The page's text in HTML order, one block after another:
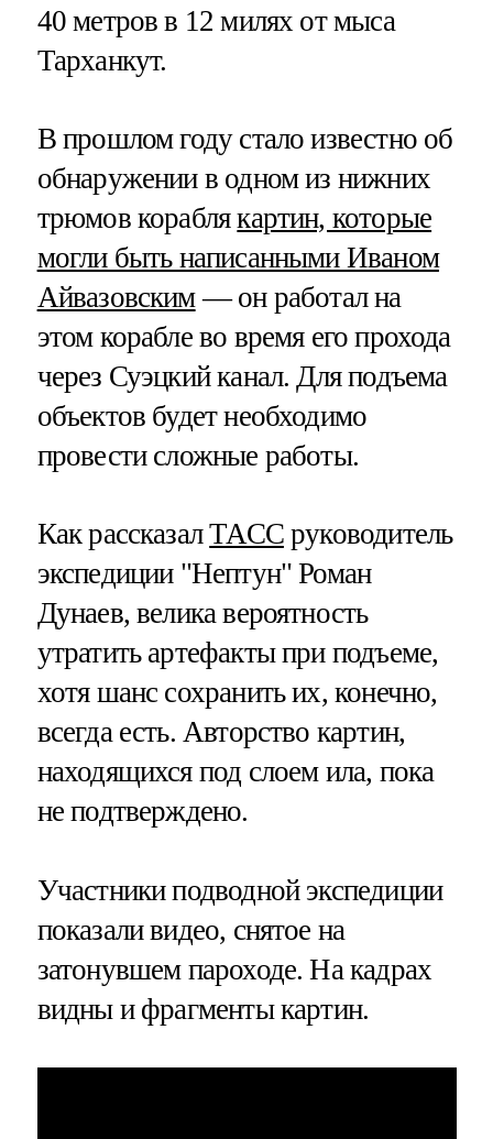
40 метров в 12 милях от мыса
Тарханкут.
В прошлом году стало известно об
обнаружении в одном из нижних
трюмов кораблякартин, которые
могли быть написанными Иваном
Айвазовским— он работал на
этом корабле во время его прохода
через Суэцкий канал. Для подъема
объектов будет необходимо
провести сложные работы.
Как рассказалТАССруководитель
экспедиции "Нептун" Роман
Дунаев, велика вероятность
утратить артефакты при подъеме,
хотя шанс сохранить их, конечно,
всегда есть. Авторство картин,
находящихся под слоем ила, пока
не подтверждено.
Участники подводной экспедиции
показали видео, снятое на
затонувшем пароходе. На кадрах
видны и фрагменты картин.